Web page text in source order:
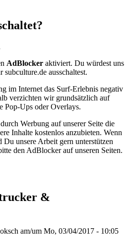
AdBlocker aktiviert. Du würdest uns
ausschaltest.
im Internet das Surf-Erlebnis negativ
verzichten wir grundsätzlich auf
Pop-Ups oder Overlays.
Werbung auf unserer Seite die
Inhalte kostenlos anzubieten. Wenn
unsere Arbeit gern unterstützen
den AdBlocker auf unseren Seiten.
&
am/um Mo, 03/04/2017 - 10:05